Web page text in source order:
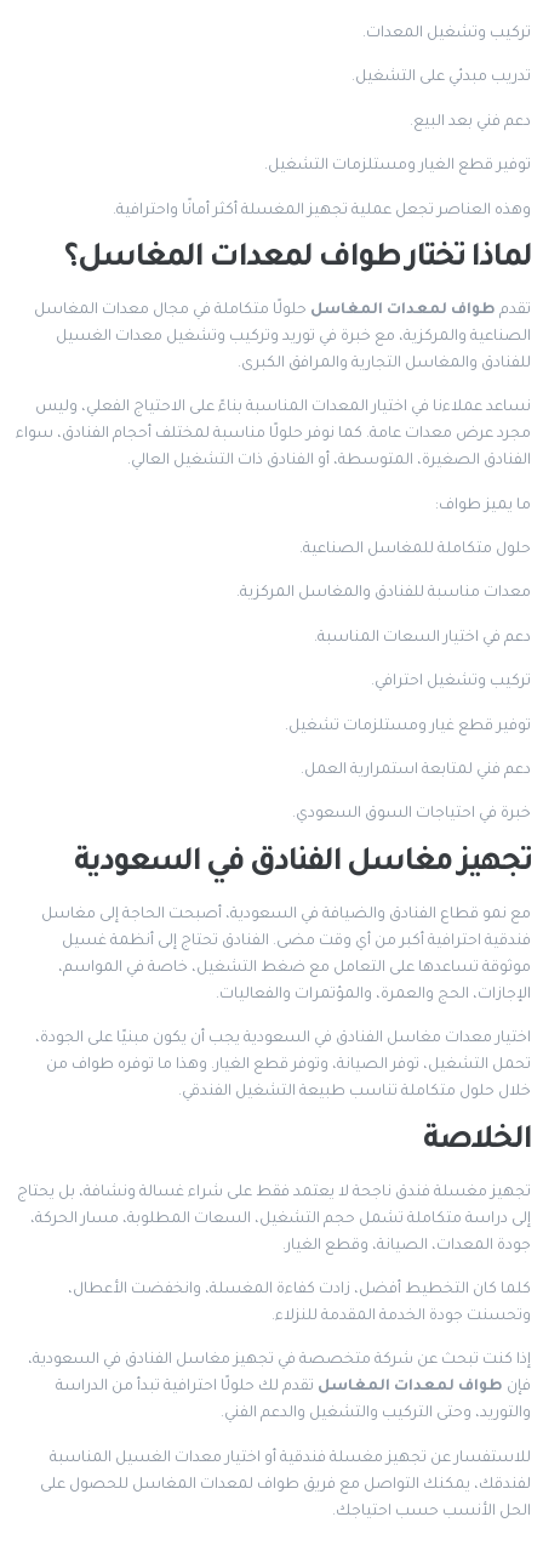
تركيب وتشغيل المعدات.
تدريب مبدئي على التشغيل.
دعم فني بعد البيع.
توفير قطع الغيار ومستلزمات التشغيل.
وهذه العناصر تجعل عملية تجهيز المغسلة أكثر أمانًا واحترافية.
لماذا تختار طواف لمعدات المغاسل؟
تقدم طواف لمعدات المغاسل حلولًا متكاملة في مجال معدات المغاسل
الصناعية والمركزية، مع خبرة في توريد وتركيب وتشغيل معدات الغسيل
للفنادق والمغاسل التجارية والمرافق الكبرى.
نساعد عملاءنا في اختيار المعدات المناسبة بناءً على الاحتياج الفعلي، وليس
مجرد عرض معدات عامة. كما نوفر حلولًا مناسبة لمختلف أحجام الفنادق، سواء
الفنادق الصغيرة، المتوسطة، أو الفنادق ذات التشغيل العالي.
ما يميز طواف:
حلول متكاملة للمغاسل الصناعية.
معدات مناسبة للفنادق والمغاسل المركزية.
دعم في اختيار السعات المناسبة.
تركيب وتشغيل احترافي.
توفير قطع غيار ومستلزمات تشغيل.
دعم فني لمتابعة استمرارية العمل.
خبرة في احتياجات السوق السعودي.
تجهيز مغاسل الفنادق في السعودية
مع نمو قطاع الفنادق والضيافة في السعودية، أصبحت الحاجة إلى مغاسل
فندقية احترافية أكبر من أي وقت مضى. الفنادق تحتاج إلى أنظمة غسيل
موثوقة تساعدها على التعامل مع ضغط التشغيل، خاصة في المواسم،
الإجازات، الحج والعمرة، والمؤتمرات والفعاليات.
اختيار معدات مغاسل الفنادق في السعودية يجب أن يكون مبنيًا على الجودة،
تحمل التشغيل، توفر الصيانة، وتوفر قطع الغيار. وهذا ما توفره طواف من
خلال حلول متكاملة تناسب طبيعة التشغيل الفندقي.
الخلاصة
تجهيز مغسلة فندق ناجحة لا يعتمد فقط على شراء غسالة ونشافة، بل يحتاج
إلى دراسة متكاملة تشمل حجم التشغيل، السعات المطلوبة، مسار الحركة،
جودة المعدات، الصيانة، وقطع الغيار.
كلما كان التخطيط أفضل، زادت كفاءة المغسلة، وانخفضت الأعطال،
وتحسنت جودة الخدمة المقدمة للنزلاء.
إذا كنت تبحث عن شركة متخصصة في تجهيز مغاسل الفنادق في السعودية،
فإن طواف لمعدات المغاسل تقدم لك حلولًا احترافية تبدأ من الدراسة
والتوريد، وحتى التركيب والتشغيل والدعم الفني.
للاستفسار عن تجهيز مغسلة فندقية أو اختيار معدات الغسيل المناسبة
لفندقك، يمكنك التواصل مع فريق طواف لمعدات المغاسل للحصول على
الحل الأنسب حسب احتياجك.